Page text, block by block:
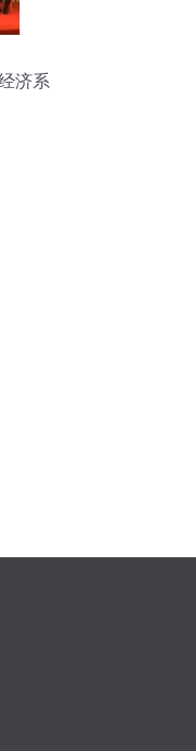
济系